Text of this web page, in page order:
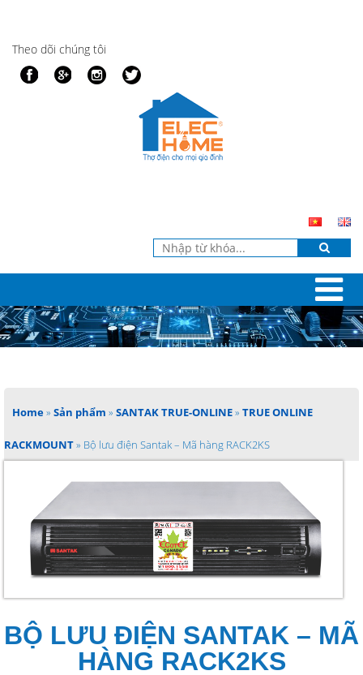
Theo dõi chúng tôi
Home» Sản phẩm » SANTAK TRUE-ONLINE» TRUE ONLINE
RACKMOUNT» Bộ lưu điện Santak – Mã hàng RACK2KS
BỘ LƯU ĐIỆN SANTAK – MÃ
HÀNG RACK2KS